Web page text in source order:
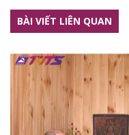
BÀI VIẾT LIÊN QUAN